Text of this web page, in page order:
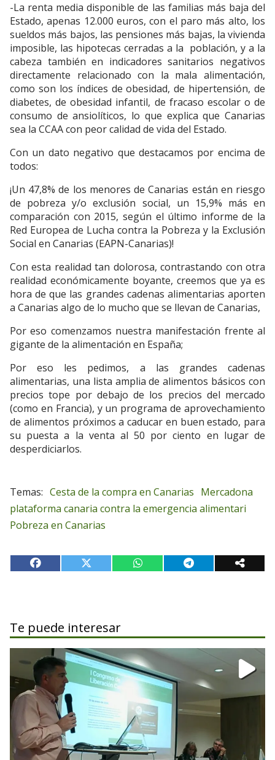
-La renta media disponible de las familias más baja del
Estado, apenas 12.000 euros, con el paro más alto, los
sueldos más bajos, las pensiones más bajas, la vivienda
imposible, las hipotecas cerradas a la población, y a la
cabeza también en indicadores sanitarios negativos
directamente relacionado con la mala alimentación,
como son los índices de obesidad, de hipertensión, de
diabetes, de obesidad infantil, de fracaso escolar o de
consumo de ansiolíticos, lo que explica que Canarias
sea la CCAA con peor calidad de vida del Estado.
Con un dato negativo que destacamos por encima de
todos:
¡Un 47,8% de los menores de Canarias están en riesgo
de pobreza y/o exclusión social, un 15,9% más en
comparación con 2015, según el último informe de la
Red Europea de Lucha contra la Pobreza y la Exclusión
Social en Canarias (EAPN-Canarias)!
Con esta realidad tan dolorosa, contrastando con otra
realidad económicamente boyante, creemos que ya es
hora de que las grandes cadenas alimentarias aporten
a Canarias algo de lo mucho que se llevan de Canarias,
Por eso comenzamos nuestra manifestación frente al
gigante de la alimentación en España;
Por eso les pedimos, a las grandes cadenas
alimentarias, una lista amplia de alimentos básicos con
precios tope por debajo de los precios del mercado
(como en Francia), y un programa de aprovechamiento
de alimentos próximos a caducar en buen estado, para
su puesta a la venta al 50 por ciento en lugar de
desperdiciarlos.
Cesta de la compra en Canarias Mercadona
plataforma canaria contra la emergencia alimentari
Pobreza en Canarias
Te puede interesar